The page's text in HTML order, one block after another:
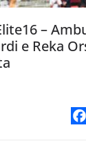
–
e Reka